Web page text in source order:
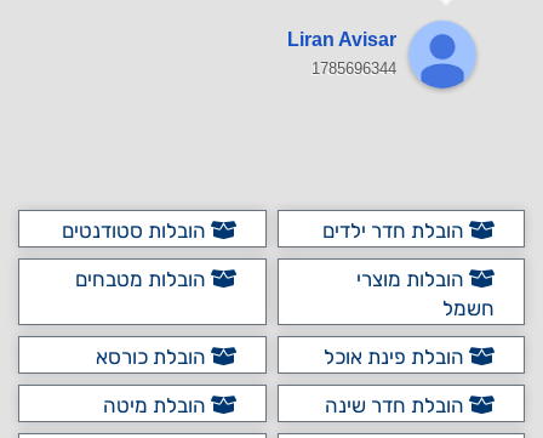
Liran Avisar
1785696344
הובלת חדר ילדים
הובלות סטודנטים
הובלות מוצרי
חשמל
הובלות מטבחים
הובלת פינת אוכל
הובלת כורסא
הובלת חדר שינה
הובלת מיטה